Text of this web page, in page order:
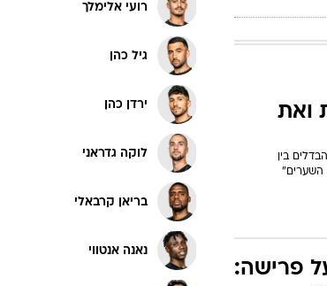
ואת
בין
השערים"
פרישה:
רועי אלימלך
גיל כהן
ירדן כהן
לוקה גדראני
בריאן קרבאלי
נאנה אנטווי